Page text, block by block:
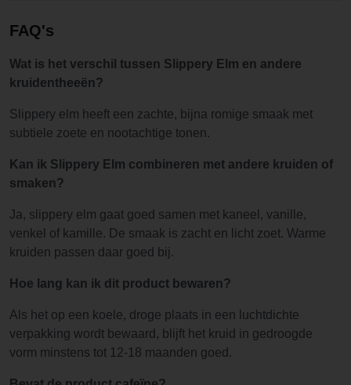
FAQ's
Wat is het verschil tussen Slippery Elm en andere
kruidentheeën?
Slippery elm heeft een zachte, bijna romige smaak met
subtiele zoete en nootachtige tonen.
Kan ik Slippery Elm combineren met andere kruiden of
smaken?
Ja, slippery elm gaat goed samen met kaneel, vanille,
venkel of kamille. De smaak is zacht en licht zoet. Warme
kruiden passen daar goed bij.
Hoe lang kan ik dit product bewaren?
Als het op een koele, droge plaats in een luchtdichte
verpakking wordt bewaard, blijft het kruid in gedroogde
vorm minstens tot 12-18 maanden goed.